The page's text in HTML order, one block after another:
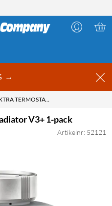
→
TADO EXTRA TERMOSTAT TILL RADIATOR V3+ 1-PACK
V3+ 1-pack
Artikelnr: 52121